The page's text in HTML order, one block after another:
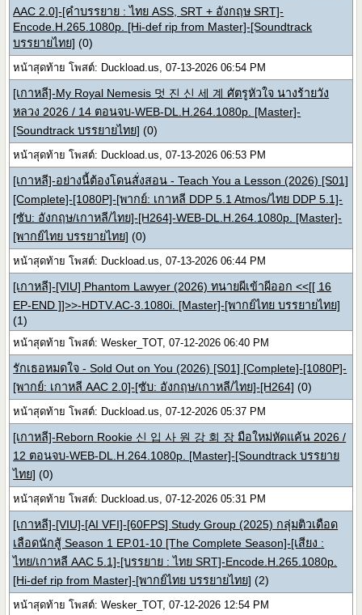
AAC 2.0]-[คำบรรยาย : ไทย ASS, SRT + อังกฤษ SRT]-
Encode.H.265.1080p. [Hi-def rip from Master]-[Soundtrack
บรรยายไทย] (0)
หน้าสุดท้าย โพสต์: Duckload.us, 07-13-2026 06:54 PM
[เกาหลี]-My Royal Nemesis 멋 진 신 세 계 ศัตรูหัวใจ นางร้ายวัง
หลวง 2026 / 14 ตอนจบ-WEB-DL.H.264.1080p. [Master]-
[Soundtrack บรรยายไทย] (0)
หน้าสุดท้าย โพสต์: Duckload.us, 07-13-2026 06:53 PM
[เกาหลี]-อย่างนี้ต้องโดนสั่งสอน - Teach You a Lesson (2026) [S01]
[Complete]-[1080P]-[พากย์: เกาหลี DDP 5.1 Atmos/ไทย DDP 5.1]-
[ซับ: อังกฤษ/เกาหลี/ไทย]-[H264]-WEB-DL.H.264.1080p. [Master]-
[พากย์ไทย บรรยายไทย] (0)
หน้าสุดท้าย โพสต์: Duckload.us, 07-13-2026 06:44 PM
[เกาหลี]-[VIU] Phantom Lawyer (2026) ทนายผีเข้าผีออก <<[[ 16
EP-END ]]>>-HDTV.AC-3.1080i. [Master]-[พากย์ไทย บรรยายไทย]
(1)
หน้าสุดท้าย โพสต์: Wesker_TOT, 07-12-2026 06:40 PM
รักเธอหมดใจ - Sold Out on You (2026) [S01] [Complete]-[1080P]-
[พากย์: เกาหลี AAC 2.0]-[ซับ: อังกฤษ/เกาหลี/ไทย]-[H264] (0)
หน้าสุดท้าย โพสต์: Duckload.us, 07-12-2026 05:37 PM
[เกาหลี]-Reborn Rookie 신 입 사 원 강 회 장 มือใหม่หัดแค้น 2026 /
12 ตอนจบ-WEB-DL.H.264.1080p. [Master]-[Soundtrack บรรยาย
ไทย] (0)
หน้าสุดท้าย โพสต์: Duckload.us, 07-12-2026 05:31 PM
[เกาหลี]-[VIU]-[AI VFI]-[60FPS] Study Group (2025) กลุ่มติวเดือด
เลือดนักสู้ Season 1 EP.01-10 [The Complete Season]-[เสียง :
ไทย/เกาหลี AAC 5.1]-[บรรยาย : ไทย SRT]-Encode.H.265.1080p.
[Hi-def rip from Master]-[พากย์ไทย บรรยายไทย] (2)
หน้าสุดท้าย โพสต์: Wesker_TOT, 07-12-2026 12:54 PM